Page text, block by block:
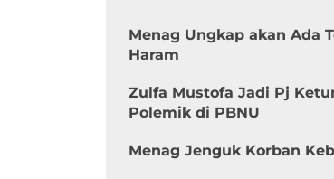
Menag Ungkap akan Ada
Haram
Zulfa Mustofa Jadi Pj
Polemik di PBNU
Menag Jenguk Korban